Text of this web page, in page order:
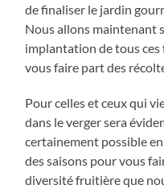
de finaliser le jardin
Nous allons maintenant
implantation de tous ces
vous faire part des
Pour celles et ceux qui
dans le verger sera
certainement possible
des saisons pour vous
diversité fruitière que